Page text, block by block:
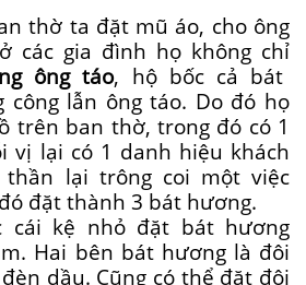
thờ ta đặt mũ áo, cho ông
các gia đình họ không chỉ
ông táo, hộ bốc cả bát
công lẫn ông táo. Do đó họ
trên ban thờ, trong đó có 1
vị lại có 1 danh hiệu khách
lại trông coi một việc
đặt thành 3 bát hương.
cái kệ nhỏ đặt bát hương
Hai bên bát hương là đôi
dầu. Cũng có thể đặt đôi